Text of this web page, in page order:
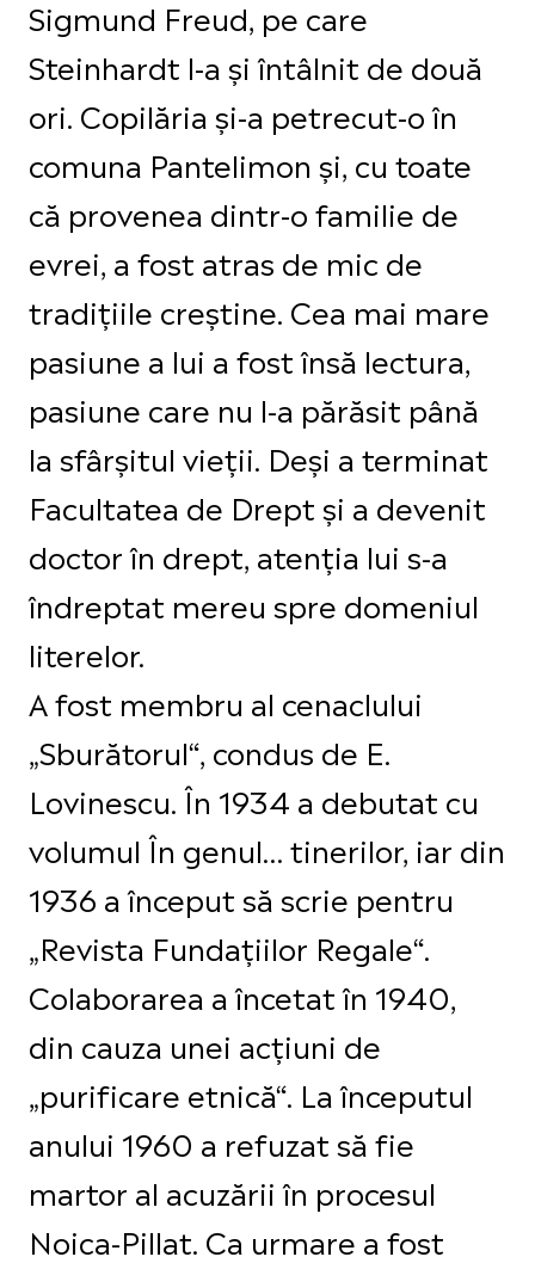
Sigmund Freud, pe care
Steinhardt l-a şi întâlnit de două
ori. Copilăria şi-a petrecut-o în
comuna Pantelimon şi, cu toate
că provenea dintr-o familie de
evrei, a fost atras de mic de
tradiţiile creştine. Cea mai mare
pasiune a lui a fost însă lectura,
pasiune care nu l-a părăsit până
la sfârşitul vieţii. Deşi a terminat
Fa­cultatea de Drept şi a devenit
doctor în drept, atenţia lui s-a
îndreptat mereu spre domeniul
literelor.
A fost membru al cenaclului
„Sburătorul“, condus de E.
Lovinescu. În 1934 a debutat cu
volumul În genul… tinerilor, iar din
1936 a început să scrie pentru
„Revista Fundaţiilor Regale“.
Colaborarea a încetat în 1940,
din cauza unei acţiuni de
„purificare etnică“. La începutul
anului 1960 a refuzat să fie
martor al acuzării în procesul
Noica-Pillat. Ca urmare a fost